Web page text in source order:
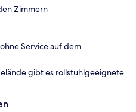
Zimmern
Service auf dem
gibt es rollstuhlgeeignete